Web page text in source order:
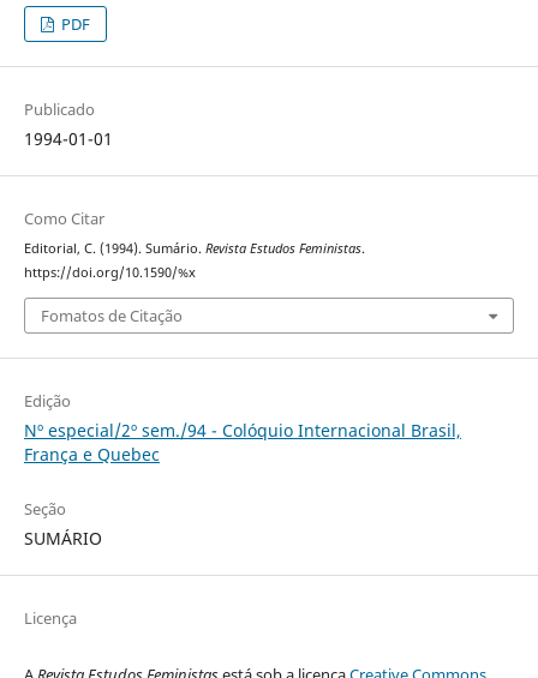
PDF
Publicado
1994-01-01
Como Citar
Editorial, C. (1994). Sumário. Revista Estudos Feministas.
https://doi.org/10.1590/%x
Fomatos de Citação
Edição
Nº especial/2º sem./94 - Colóquio Internacional Brasil,
França e Quebec
Seção
SUMÁRIO
Licença